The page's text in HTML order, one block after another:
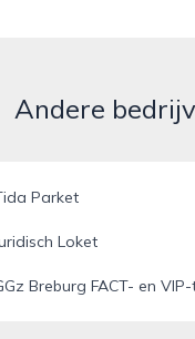
Andere
Parket
Loket
Breburg FACT- en